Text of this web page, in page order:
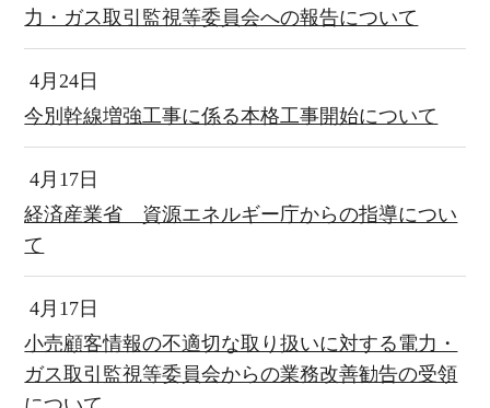
力・ガス取引監視等委員会への報告について
4月24日
今別幹線増強工事に係る本格工事開始について
4月17日
経済産業省 資源エネルギー庁からの指導につい
て
4月17日
小売顧客情報の不適切な取り扱いに対する電力・
ガス取引監視等委員会からの業務改善勧告の受領